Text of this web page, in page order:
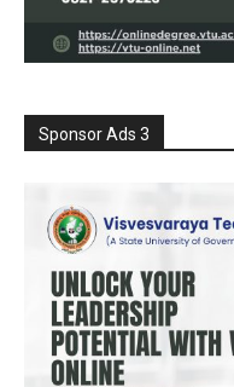
Sponsor Ads 3